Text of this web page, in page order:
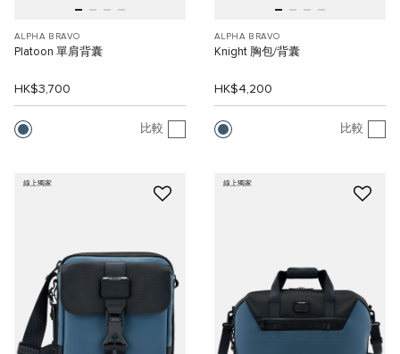
ALPHA BRAVO
Platoon 單肩背囊
HK$3,700
比較
ALPHA BRAVO
Knight 胸包/背囊
HK$4,200
比較
線上獨家 線上獨家